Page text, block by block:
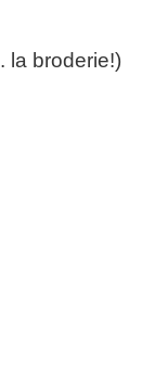
la broderie!)